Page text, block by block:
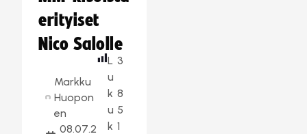
erityiset
Nico Salolle
Markku
Huopon
en
08.07.2
L
u
k
u
k
3
8
5
1